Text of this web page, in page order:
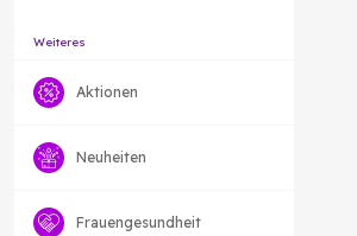
Weiteres
Aktionen
Neuheiten
Frauengesundheit